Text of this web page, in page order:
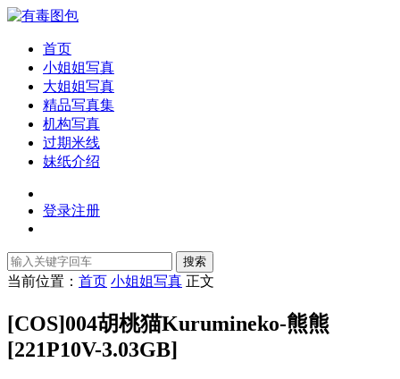
首页
小姐姐写真
大姐姐写真
精品写真集
机构写真
过期米线
妹纸介绍
登录注册
搜索
当前位置： 首页 小姐姐写真 正文
[COS]004胡桃猫Kurumineko-熊熊
[221P10V-3.03GB]